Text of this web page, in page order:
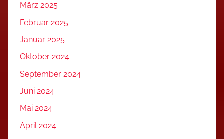
März 2025
Februar 2025
Januar 2025
Oktober 2024
September 2024
Juni 2024
Mai 2024
April 2024